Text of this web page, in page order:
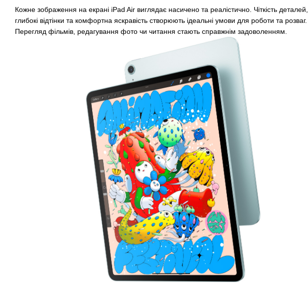
Кожне зображення на екрані iPad Air виглядає насичено та реалістично. Чіткість деталей,
глибокі відтінки та комфортна яскравість створюють ідеальні умови для роботи та розваг.
Перегляд фільмів, редагування фото чи читання стають справжнім задоволенням.